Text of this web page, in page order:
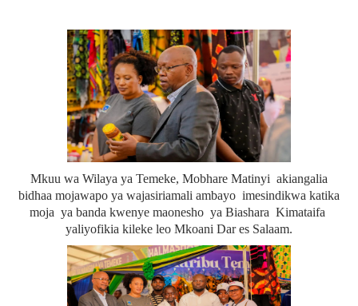
Mkuu wa Wilaya ya Temeke, Mobhare Matinyi akiangalia
bidhaa mojawapo ya wajasiriamali ambayo imesindikwa katika
moja ya banda kwenye maonesho ya Biashara Kimataifa
yaliyofikia kileke leo Mkoani Dar es Salaam.